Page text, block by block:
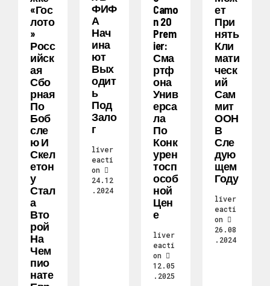
«Гос
Лото
»
Росс
Ийск
Ая
Сбо
Рная
По
Боб
Сле
Ю И
Скел
Етон
У
Стал
А
Вто
Рой
На
Чем
Пио
Нате
ФИФ
А
Нач
Ина
Ют
Вых
Одит
Ь
Под
Зало
Г
liver
eacti
on
24.12
.2024
Camo
N 20
Prem
Ier:
Сма
Ртф
Она
Унив
Ерса
Ла
По
Конк
Урен
Тосп
Особ
Ной
Цен
Е
liver
eacti
on
12.05
.2025
Ет
При
Нять
Кли
Мати
Ческ
Ий
Сам
Мит
ООН
В
Сле
Дую
Щем
Году
liver
eacti
on
26.08
.2024